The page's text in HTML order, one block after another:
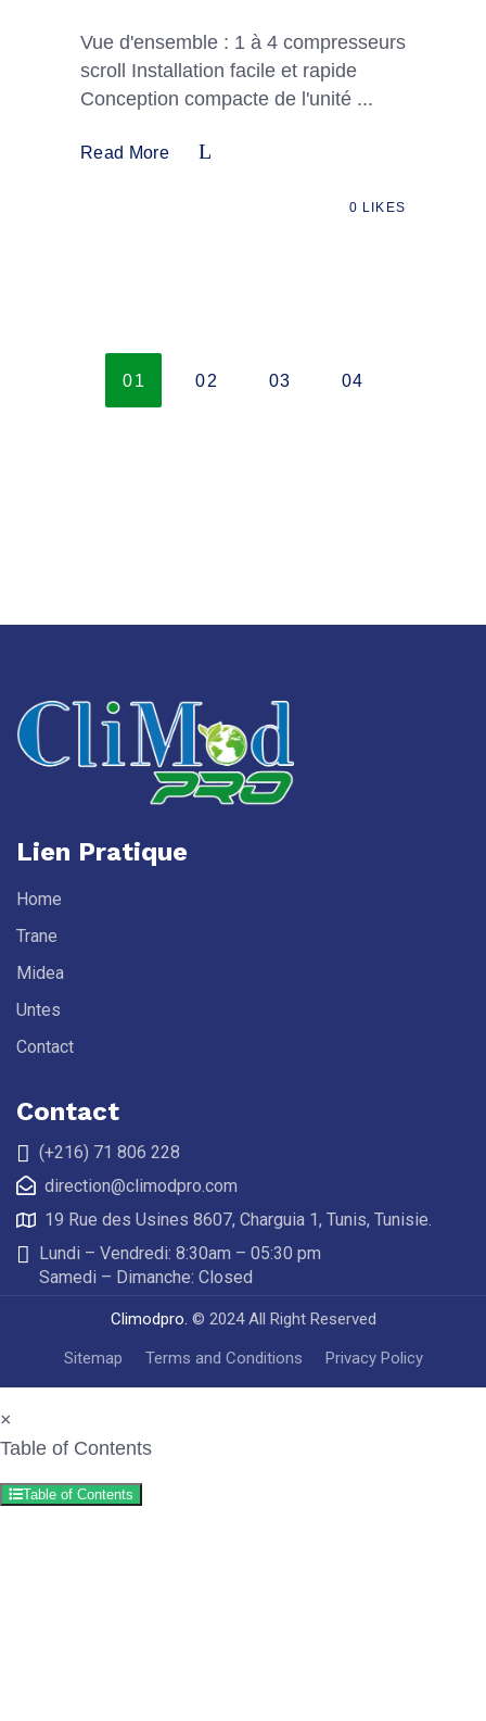
Vue d'ensemble : 1 à 4 compresseurs
scroll Installation facile et rapide
Conception compacte de l'unité
Read More
0 LIKES
01 02 03 04
Lien Pratique
Home
Trane
Midea
Untes
Contact
Contact
(+216) 71 806 228
direction@climodpro.com
19 Rue des Usines 8607, Charguia 1, Tunis, Tunisie.
Lundi – Vendredi: 8:30am – 05:30 pm
Samedi – Dimanche: Closed
Climodpro. © 2024 All Right Reserved
Sitemap
Terms and Conditions Privacy Policy
×
Table of Contents
Table of Contents